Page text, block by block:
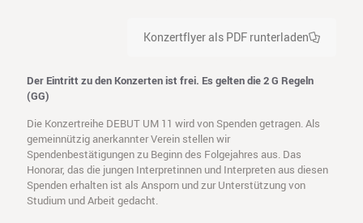
Konzertflyer als PDF runterladen
Der Eintritt zu den Konzerten ist frei. Es gelten die 2 G Regeln
(GG)
Die Konzertreihe DEBUT UM 11 wird von Spenden getragen. Als
gemeinnützig anerkannter Verein stellen wir
Spendenbestätigungen zu Beginn des Folgejahres aus. Das
Honorar, das die jungen Interpretinnen und Interpreten aus diesen
Spenden erhalten ist als Ansporn und zur Unterstützung von
Studium und Arbeit gedacht.